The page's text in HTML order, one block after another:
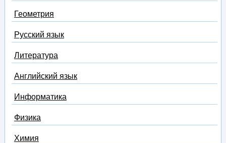
Геометрия
Русский язык
Литература
Английский язык
Информатика
Физика
Химия